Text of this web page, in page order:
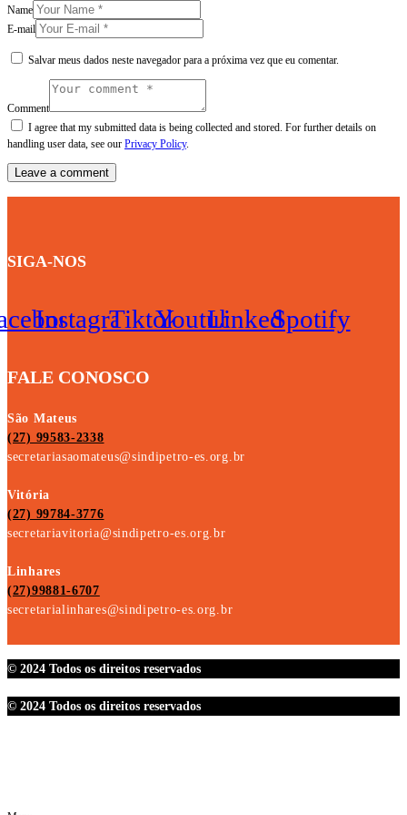
Name
E-mail
Salvar meus dados neste navegador para a próxima vez que eu comentar.
Comment
I agree that my submitted data is being collected and stored. For further details on
handling user data, see our Privacy Policy.
SIGA-NOS
InstagramTiktokYoutubeLinkedinSpotify
FALE CONOSCO
São Mateus
(27) 99583-2338
secretariasaomateus@sindipetro-es.org.br
Vitória
(27) 99784-3776
secretariavitoria@sindipetro-es.org.br
Linhares
(27)99881-6707
secretarialinhares@sindipetro-es.org.br
© 2024 Todos os direitos reservados
© 2024 Todos os direitos reservados